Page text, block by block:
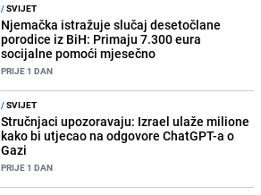
/SVIJET
Njemačka istražuje slučaj desetočlane
porodice iz BiH: Primaju 7.300 eura
socijalne pomoći mjesečno
PRIJE 1 DAN
/SVIJET
Stručnjaci upozoravaju: Izrael ulaže milione
kako bi utjecao na odgovore ChatGPT-a o
Gazi
PRIJE 1 DAN